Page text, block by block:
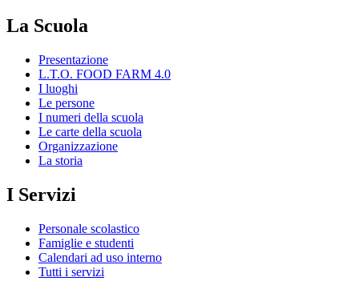
La Scuola
Presentazione
L.T.O. FOOD FARM 4.0
I luoghi
Le persone
I numeri della scuola
Le carte della scuola
Organizzazione
La storia
I Servizi
Personale scolastico
Famiglie e studenti
Calendari ad uso interno
Tutti i servizi